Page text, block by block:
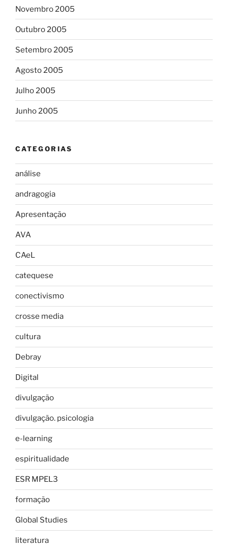
Novembro 2005
Outubro 2005
Setembro 2005
Agosto 2005
Julho 2005
Junho 2005
CATEGORIAS
análise
andragogia
Apresentação
AVA
CAeL
catequese
conectivismo
crosse media
cultura
Debray
Digital
divulgação
divulgação. psicologia
e-learning
espiritualidade
ESR MPEL3
formação
Global Studies
literatura